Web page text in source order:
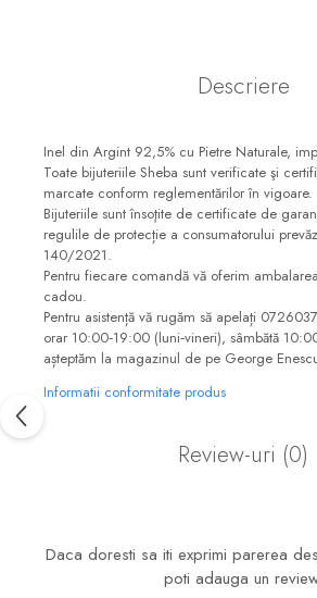
Descriere
Inel din Argint 92,5% cu Pietre Naturale,
Toate bijuteriile Sheba sunt verificate şi
marcate conform reglementărilor în vigoare.
Bijuteriile sunt însoţite de certificate de
regulile de protecție a consumatorului
140/2021.
Pentru fiecare comandă vă oferim
cadou.
Pentru asistență vă rugăm să apelați
orar 10:00‐19:00 (luni‐vineri), sâmbătă
așteptăm la magazinul de pe George
Informatii conformitate produs
Review-uri (0)
Daca doresti sa iti exprimi parerea
poti adauga un